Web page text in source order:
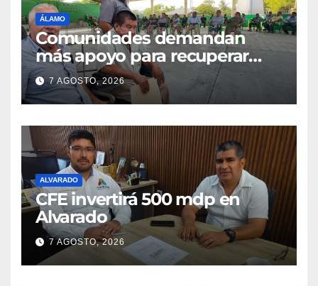
ÁLAMO
Comunidades demandan
más apoyo para recuperar
parcelas
7 AGOSTO, 2026
ALVARADO
CFE invertirá 500 mdp en
Alvarado
7 AGOSTO, 2026